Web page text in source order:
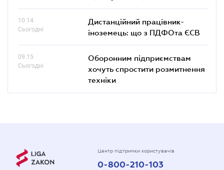
10.14
Сьогодні
Дистанційний працівник-
іноземець: що з ПДФОта ЄСВ
09.15
Сьогодні
Оборонним підприємствам
хочуть спростити розмитнення
техніки
Центр підтримки користувачів
0-800-210-103